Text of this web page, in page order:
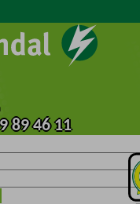
89 46 11